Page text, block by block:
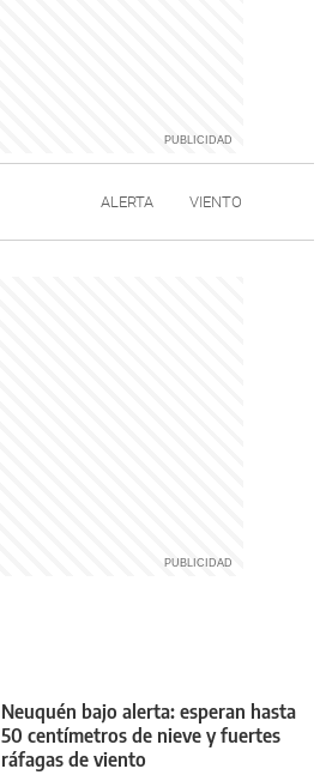
ALERTA VIENTO
Neuquén bajo alerta: esperan hasta
50 centímetros de nieve y fuertes
ráfagas de viento